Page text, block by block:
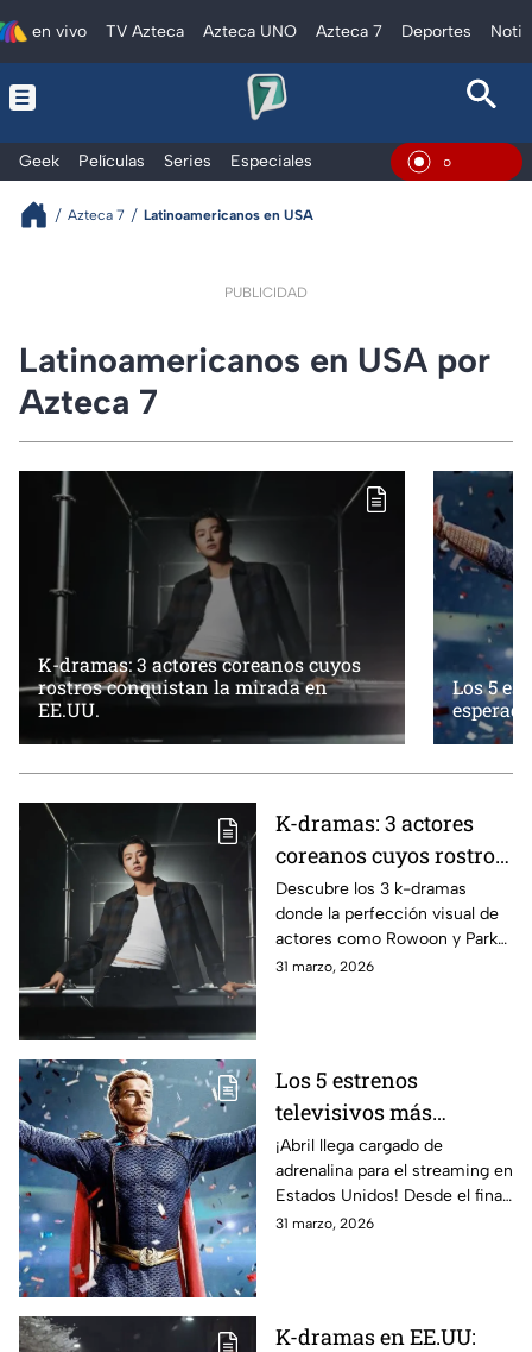
en vivo TV Azteca Azteca UNO Azteca 7 Deportes
Geek Películas Series Especiales En Vivo
Azteca 7 Latinoamericanos en USA
PUBLICIDAD
Latinoamericanos en USA por
Azteca 7
K-dramas: 3 actores coreanos cuyos
rostros conquistan la mirada en
EE.UU.
Los 5
K-dramas: 3 actores
coreanos cuyos rostros
conquistan la mirada
en EE.UU.
Descubre los 3 k-dramas
donde la perfección visual de
actores como Rowoon y Park
Seo-joon ha disparado las
31 marzo, 2026
Los 5 estrenos
televisivos más
esperados de abril en
Estados Unidos
¡Abril llega cargado de
adrenalina para el streaming en
Estados Unidos! Desde el final
épico de “The Boys” hasta el
31 marzo, 2026
K-dramas en EE.UU: